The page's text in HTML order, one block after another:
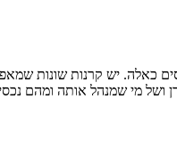
כאלה. יש קרנות שונות